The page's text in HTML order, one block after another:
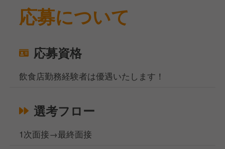
応募について
応募資格
飲食店勤務経験者は優遇いたします！
選考フロー
1次面接→最終面接